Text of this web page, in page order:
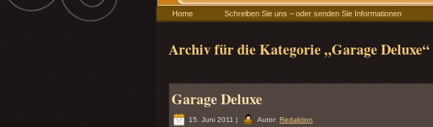
Home Schreiben Sie uns – oder senden Sie Informationen
Archiv für die Kategorie „Garage Deluxe“
Garage Deluxe
15. Juni 2011 | Autor: Redaktion